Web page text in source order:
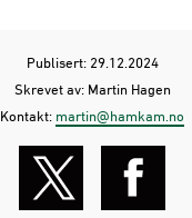
Publisert: 29.12.2024
Skrevet av: Martin Hagen
Kontakt: martin@hamkam.no